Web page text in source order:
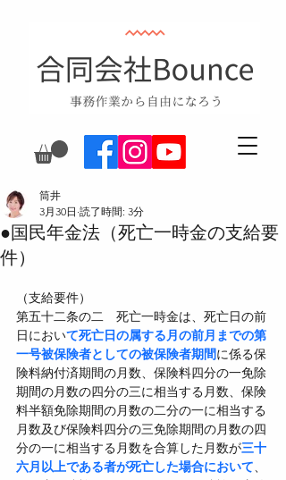
●国民年金法（死亡一時金の支給要
件）
筒井
3月30日 読了時間: 3分
（支給要件）
第五十二条の二　死亡一時金は、死亡日の前
日において死亡日の属する月の前月までの第
一号被保険者としての被保険者期間に係る保
険料納付済期間の月数、保険料四分の一免除
期間の月数の四分の三に相当する月数、保険
料半額免除期間の月数の二分の一に相当する
月数及び保険料四分の三免除期間の月数の四
分の一に相当する月数を合算した月数が三十
六月以上である者が死亡した場合において